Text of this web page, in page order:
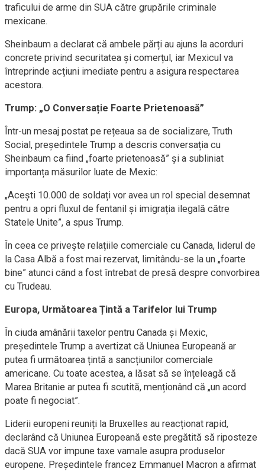
traficului de arme din SUA către grupările criminale
mexicane.
Sheinbaum a declarat că ambele părți au ajuns la acorduri
concrete privind securitatea și comerțul, iar Mexicul va
întreprinde acțiuni imediate pentru a asigura respectarea
acestora.
Trump: „O Conversație Foarte Prietenoasă”
Într-un mesaj postat pe rețeaua sa de socializare, Truth
Social, președintele Trump a descris conversația cu
Sheinbaum ca fiind „foarte prietenoasă” și a subliniat
importanța măsurilor luate de Mexic:
„Acești 10.000 de soldați vor avea un rol special desemnat
pentru a opri fluxul de fentanil și imigrația ilegală către
Statele Unite”, a spus Trump.
În ceea ce privește relațiile comerciale cu Canada, liderul de
la Casa Albă a fost mai rezervat, limitându-se la un „foarte
bine” atunci când a fost întrebat de presă despre convorbirea
cu Trudeau.
Europa, Următoarea Țintă a Tarifelor lui Trump
În ciuda amânării taxelor pentru Canada și Mexic,
președintele Trump a avertizat că Uniunea Europeană ar
putea fi următoarea țintă a sancțiunilor comerciale
americane. Cu toate acestea, a lăsat să se înțeleagă că
Marea Britanie ar putea fi scutită, menționând că „un acord
poate fi negociat”.
Liderii europeni reuniți la Bruxelles au reacționat rapid,
declarând că Uniunea Europeană este pregătită să riposteze
dacă SUA vor impune taxe vamale asupra produselor
europene. Președintele francez Emmanuel Macron a afirmat